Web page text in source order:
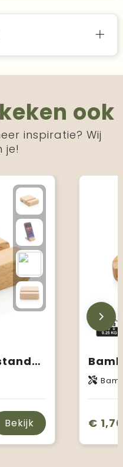
ook
inspiratie? Wij
je!
Bamboe telefoon standaard
Bekijk € 1,70